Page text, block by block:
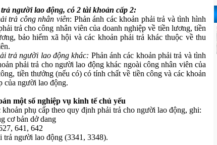
người lao động, có 2 tài khoản cấp 2:
trả công nhân viên: Phản ánh các khoản phải trả và tình hình
trả cho công nhân viên của doanh nghiệp về tiền lương, tiền
bảo hiểm xã hội và các khoản phải trả khác thuộc về thu
trả người lao động khác: Phản ánh các khoản phải trả và tình
phải trả cho người lao động khác ngoài công nhân viên của
tiền thưởng (nếu có) có tính chất về tiền công và các khoản
của người lao động.
một số nghiệp vụ kinh tế chủ yếu
phụ cấp theo quy định phải trả cho người lao động, ghi:
cơ bản dở dang
641, 642
người lao động (3341, 3348).